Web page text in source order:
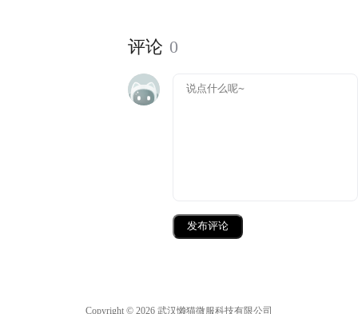
评论 0
发布评论
Copyright © 2026 武汉懒猫微服科技有限公司